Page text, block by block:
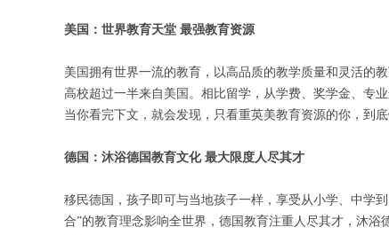
美国：世界教育天堂 最强教育资源
美国拥有世界一流的教育，以高品质的教学质量和灵活的
高校超过一半来自美国。相比留学，从学费、奖学金、专
当你看完下文，就会发现，只看重英美教育资源的你，到
德国：沐浴德国教育文化 最大限度人尽其才
移民德国，孩子即可与当地孩子一样，享受从小学、中学
合”的教育理念影响全世界，德国教育注重人尽其才，沐